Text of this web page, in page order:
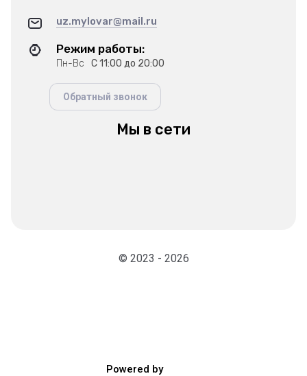
uz.mylovar@mail.ru
Режим работы:
Пн-Вс С 11:00 до 20:00
Обратный звонок
Мы в сети
© 2023 - 2026
Powered by